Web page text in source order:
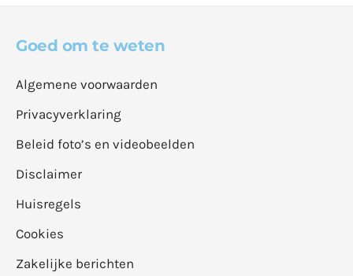
Goed om te weten
Algemene voorwaarden
Privacyverklaring
Beleid foto’s en videobeelden
Disclaimer
Huisregels
Cookies
Zakelijke berichten